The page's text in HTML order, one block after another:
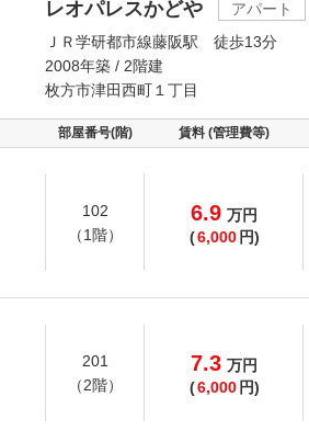
レオパレスかどや
アパート
ＪＲ学研都市線藤阪駅 徒歩13分
2008年築 / 2階建
枚方市津田西町１丁目
部屋番号(階) 賃料 (管理費等)
102
（1階）
6.9 万円
(6,000 円)
201
（2階）
7.3 万円
(6,000 円)